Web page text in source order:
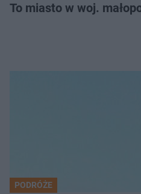
To miasto w woj.
PODRÓŻE